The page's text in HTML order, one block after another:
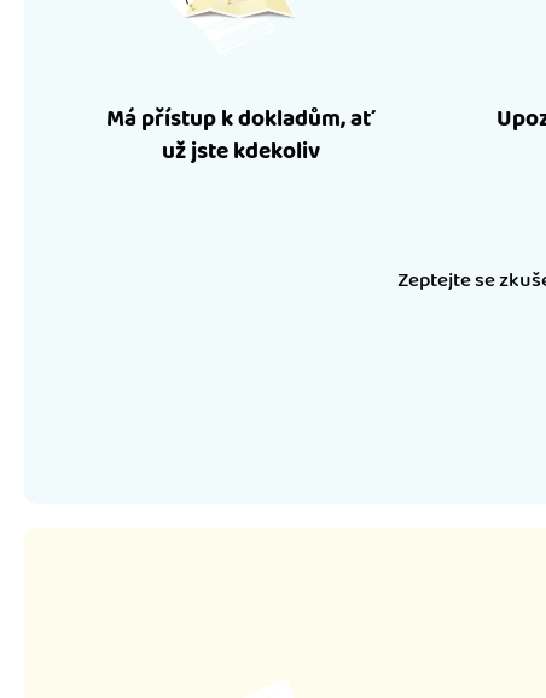
Má přístup k dokladům, ať
už jste kdekoliv
Zeptejte se